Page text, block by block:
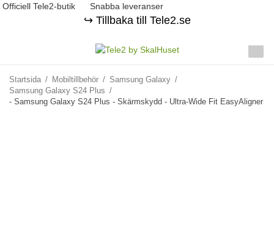
Officiell Tele2-butik Snabba leveranser
↪️ Tillbaka till Tele2.se
Startsida / Mobiltillbehör / Samsung Galaxy /
Samsung Galaxy S24 Plus /
- Samsung Galaxy S24 Plus - Skärmskydd - Ultra-Wide Fit EasyAligner